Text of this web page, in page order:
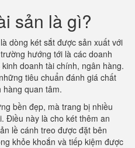
sản là gì?
dòng két sắt được sản xuất với
hướng tới là các doanh
doanh tài chính, ngân hàng.
tiêu chuẩn đánh giá chất
hàng quan tâm.
bền đẹp, mà trang bị nhiều
Điều này là cho két thêm an
lề cánh treo được đặt bên
khỏe khoắn và tiếp kiệm được